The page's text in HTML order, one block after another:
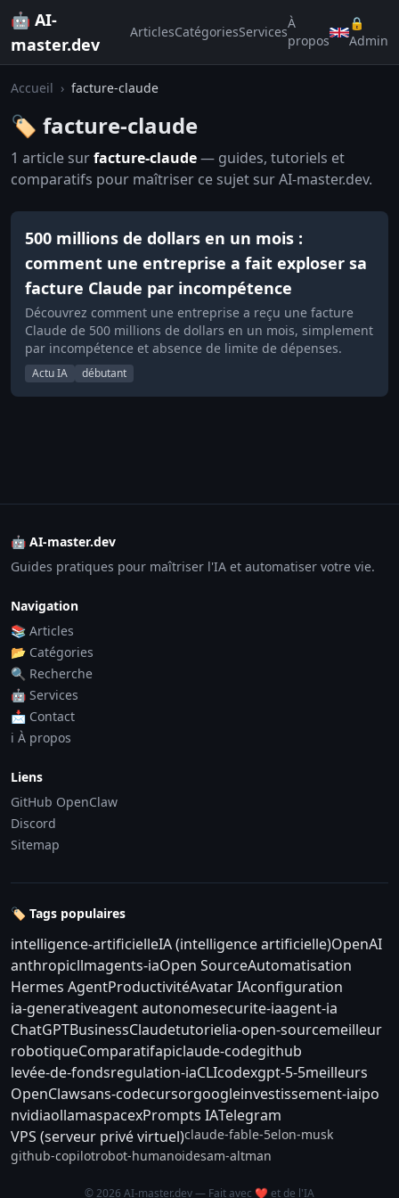
🤖 AI-
master.dev
ArticlesCatégoriesServices
À
propos
🔒
Admin
Accueil › facture-claude
🏷️ facture-claude
1 article surfacture-claude— guides, tutoriels et
comparatifs pour maîtriser ce sujet sur AI-master.dev.
500 millions de dollars en un mois :
comment une entreprise a fait exploser sa
facture Claude par incompétence
Découvrez comment une entreprise a reçu une facture
Claude de 500 millions de dollars en un mois, simplement
par incompétence et absence de limite de dépenses.
Actu IA débutant
🤖 AI-master.dev
Guides pratiques pour maîtriser l'IA et automatiser votre vie.
Navigation
📚 Articles
📂 Catégories
🔍 Recherche
🤖 Services
📩 Contact
ℹ️ À propos
Liens
GitHub OpenClaw
Discord
Sitemap
🏷️ Tags populaires
intelligence-artificielleIA (intelligence artificielle)OpenAI
anthropicllmagents-iaOpen SourceAutomatisation
Hermes AgentProductivitéAvatar IAconfiguration
ia-generativeagent autonomesecurite-iaagent-ia
ChatGPTBusinessClaudetutorielia-open-sourcemeilleur
robotiqueComparatifapiclaude-codegithub
levée-de-fondsregulation-iaCLIcodexgpt-5-5meilleurs
OpenClawsans-codecursorgoogleinvestissement-iaipo
nvidiaollamaspacexPrompts IATelegram
VPS (serveur privé virtuel)claude-fable-5elon-musk
github-copilotrobot-humanoidesam-altman
© 2026 AI-master.dev — Fait avec ❤️ et de l'IA